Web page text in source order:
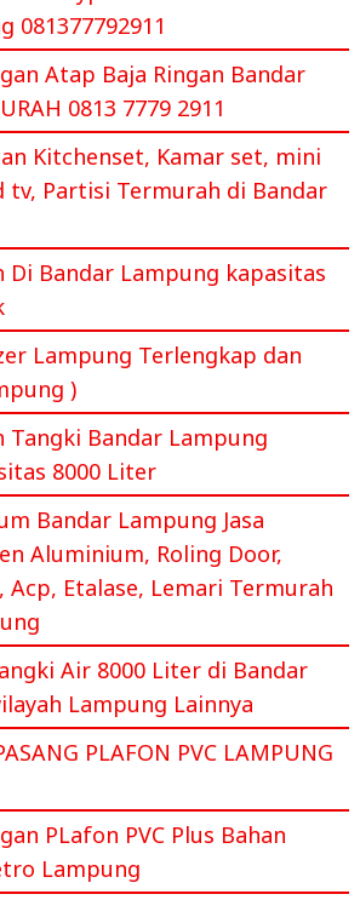
081377792911
Atap Baja Ringan Bandar
0813 7779 2911
Kitchenset, Kamar set, mini
tv, Partisi Termurah di Bandar
Di Bandar Lampung kapasitas
Lampung Terlengkap dan
)
Tangki Bandar Lampung
8000 Liter
Bandar Lampung Jasa
Aluminium, Roling Door,
Acp, Etalase, Lemari Termurah
Air 8000 Liter di Bandar
Lampung Lainnya
PLAFON PVC LAMPUNG
PLafon PVC Plus Bahan
Lampung